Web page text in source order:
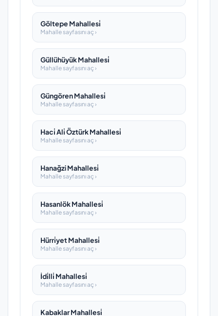
Göltepe Mahallesi̇
Mahalle sayfasını aç ›
Güllühüyük Mahallesi̇
Mahalle sayfasını aç ›
Güngören Mahallesi̇
Mahalle sayfasını aç ›
Haci̇ Ali̇ Öztürk Mahallesi̇
Mahalle sayfasını aç ›
Hanağzi Mahallesi̇
Mahalle sayfasını aç ›
Hasanlök Mahallesi̇
Mahalle sayfasını aç ›
Hürri̇yet Mahallesi̇
Mahalle sayfasını aç ›
İdi̇lli̇ Mahallesi̇
Mahalle sayfasını aç ›
Kabaklar Mahallesi̇